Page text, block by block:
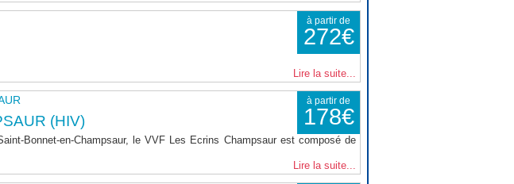
à partir de
272€
Lire la suite...
à partir de
178€
(HIV)
Bonnet-en-Champsaur, le VVF Les Ecrins Champsaur est composé de
Lire la suite...